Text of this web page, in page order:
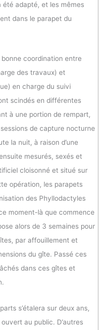
été adapté, et les mêmes
dans le parapet du
coordination entre
des travaux) et
en charge du suivi
scindés en différentes
à une portion de rempart,
de capture nocturne
la nuit, à raison d’une
mesurés, sexés et
cloisonné et situé sur
opération, les parapets
des Phyllodactyles
moment-là que commence
alors de 3 semaines pour
par affouillement et
du gîte. Passé ces
dans ces gîtes et
s’étalera sur deux ans,
au public. D’autres